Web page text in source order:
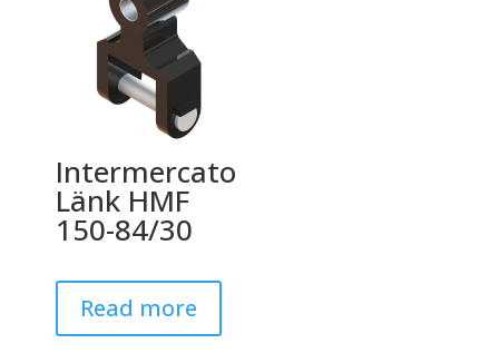
Intermercato
Länk HMF
150-84/30
Read more